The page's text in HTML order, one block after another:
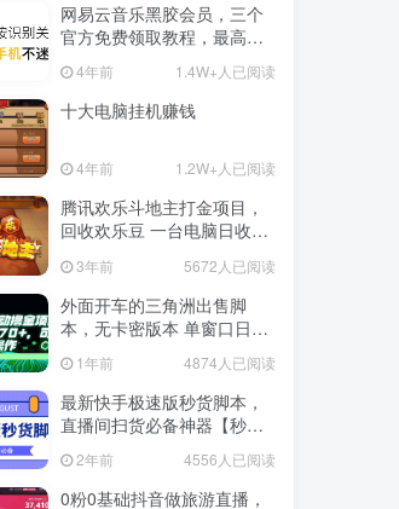
网易云音乐黑胶会员，三个
官方免费领取教程，最高可
领1年
4年前 1.4W+人已阅读
十大电脑挂机赚钱
4年前 1.2W+人已阅读
腾讯欢乐斗地主打金项目，
回收欢乐豆 一台电脑日收益
3年前 5672人已阅读
外面开车的三角洲出售脚
本，无卡密版本 单窗口日收
1年前 4874人已阅读
最新快手极速版秒货脚本，
直播间扫货必备神器【秒货
2年前 4556人已阅读
0粉0基础抖音做旅游直播，